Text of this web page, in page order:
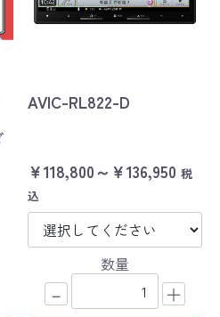
AVIC-RL822-D
￥118,800～￥136,950 税
込
数量
－ ＋